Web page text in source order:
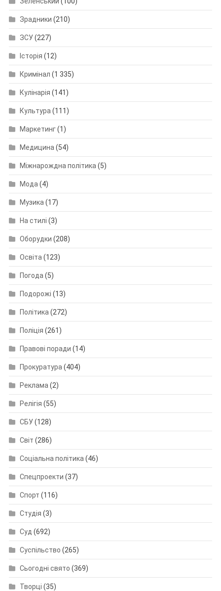
Зрадники (210)
ЗСУ(227)
Історія (12)
Кримінал (1 335)
Кулінарія (141)
Культура (111)
Маркетинг(1)
Медицина (54)
Міжнарождна політика (5)
Мода (4)
Музика (17)
На стилі (3)
Оборудки (208)
Освіта (123)
Погода (5)
Подорожі (13)
Політика (272)
Поліція (261)
Правові поради (14)
Прокуратура (404)
Реклама (2)
Релігія (55)
СБУ(128)
Світ (286)
Соціальна політика (46)
Спецпроекти (37)
Спорт (116)
Студія (3)
Суд (692)
Суспільство (265)
Сьогодні свято (369)
Творці (35)